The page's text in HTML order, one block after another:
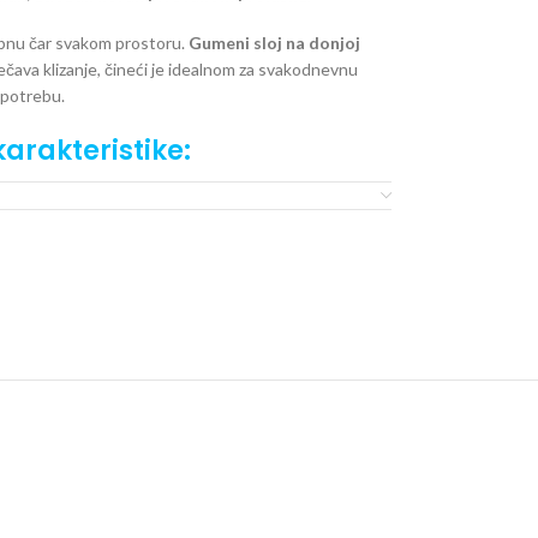
čar svakom prostoru. Gumeni sloj na donjoj
klizanje, čineći je idealnom za svakodnevnu
100% pliša
mogućnosti otiranja
održavanje